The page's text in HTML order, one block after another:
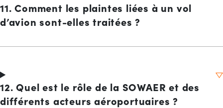
11. Comment les plaintes liées à un vol
d’avion sont-elles traitées ?
12. Quel est le rôle de la SOWAER et des
différents acteurs aéroportuaires ?